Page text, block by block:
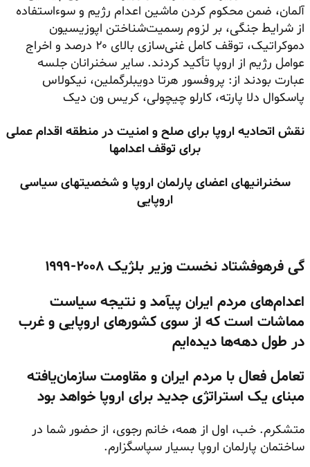
آلمان، ضمن محکوم کردن ماشین اعدام رژیم و سوءاستفاده
از شرایط جنگی، بر لزوم رسمیت‌شناختن اپوزیسیون
دموکراتیک، توقف کامل غنی‌سازی بالای ۲۰ درصد و اخراج
عوامل رژیم از اروپا تأکید کردند. سایر سخنرانان جلسه
عبارت بودند از: پروفسور هرتا دویبلرگملین، نیکولاس
پاسکوال دلا پارته، کارلو چیچولی، کریس ون دیک
نقش اتحادیه اروپا برای صلح و امنیت در منطقه اقدام عملی
برای توقف اعدامها
سخنرانیهای اعضای پارلمان اروپا و شخصیتهای سیاسی
اروپایی
گی فرهوفشتاد نخست وزیر بلژیک ۲۰۰۸-۱۹۹۹
اعدام‌های مردم ایران پیآمد و نتیجه سیاست
مماشات است که از سوی کشورهای اروپایی و غرب
در طول دهه‌ها دیده‌ایم
تعامل فعال با مردم ایران و مقاومت سازمان‌یافته
مبنای یک استراتژی جدید برای اروپا خواهد بود
متشکرم. خب، اول از همه، خانم رجوی، از حضور شما در
ساختمان پارلمان اروپا بسیار سپاسگزارم.